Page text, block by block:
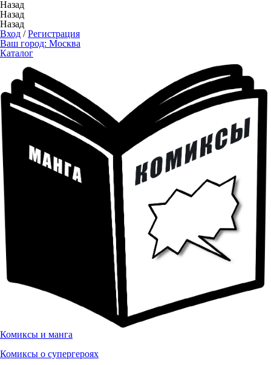
Назад
Назад
Назад
Вход /Регистрация
Ваш город: Москва
Каталог
Комиксы и манга
Комиксы о супергероях